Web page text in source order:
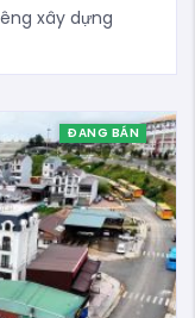
xây dựng
ĐANG BÁN